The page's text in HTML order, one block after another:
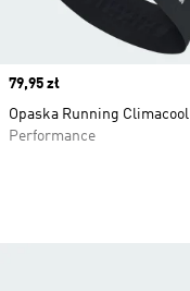
Price
79,95 zł
Opaska Running Climacool
Performance